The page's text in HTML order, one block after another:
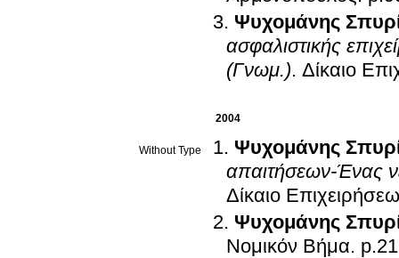
Ψυχομάνης
ασφαλιστικής
(Γνωμ.). Δίκαιο
2004
Without Type
Ψυχομάνης
απαιτήσεων-Ένας
Δίκαιο
Ψυχομάνης
Νομικόν Βήμα.